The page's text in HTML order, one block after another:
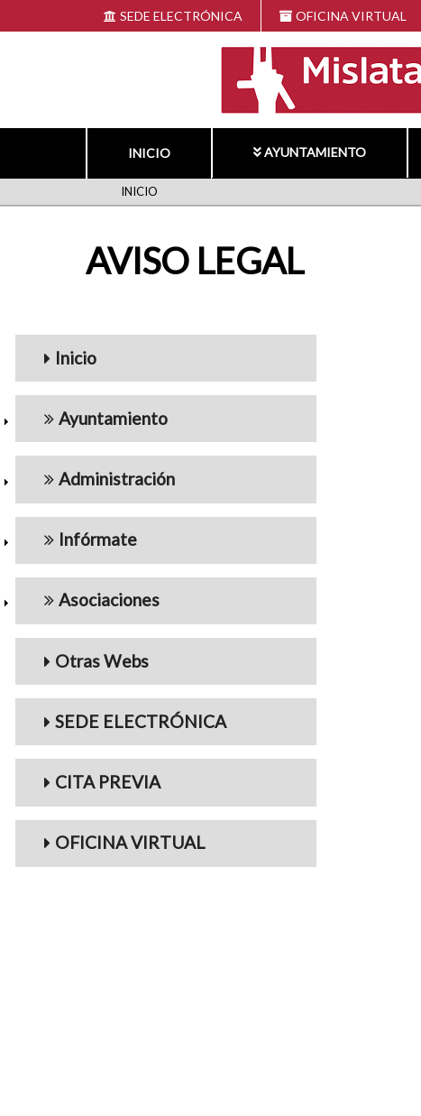
al
SEDE ELECTRÓNICA OFICINA VIRTUAL
INICIO AYUNTAMIENTO
RUTA
DE
INICIO
AVISO LEGAL
navigation1
Inicio
Ayuntamiento
Administración
Infórmate
Asociaciones
Otras Webs
SEDE ELECTRÓNICA
CITA PREVIA
OFICINA VIRTUAL